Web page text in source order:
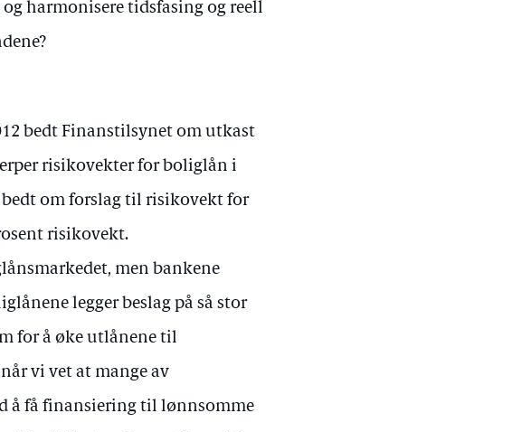
harmonisere tidsfasing og reell
bedt Finanstilsynet om utkast
risikovekter for boliglån i
om forslag til risikovekt for
risikovekt.
men bankene
legger beslag på så stor
for å øke utlånene til
vi vet at mange av
å få finansiering til lønnsomme